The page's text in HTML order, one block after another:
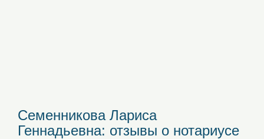
Семенникова Лариса
Геннадьевна: отзывы о нотариусе